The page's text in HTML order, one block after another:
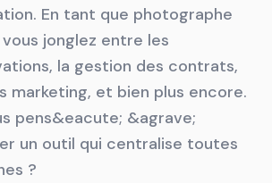
En tant que photographe
jonglez entre les
la gestion des contrats,
marketing, et bien plus encore.
pens&eacute; &agrave;
un outil qui centralise toutes
?